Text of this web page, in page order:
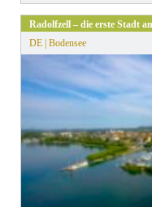
Radolfzell – die erste Stadt
DE | Bodensee